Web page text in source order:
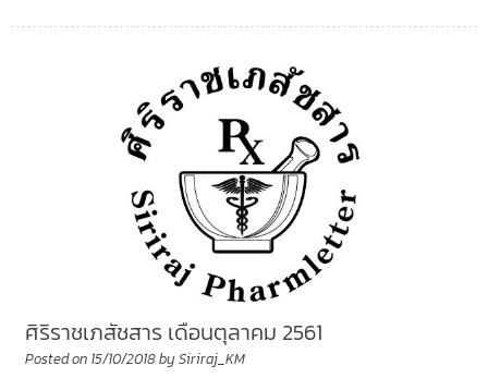
ศิริราชเภสัชสาร เดือนตุลาคม 2561
Posted on 15/10/2018by Siriraj_KM